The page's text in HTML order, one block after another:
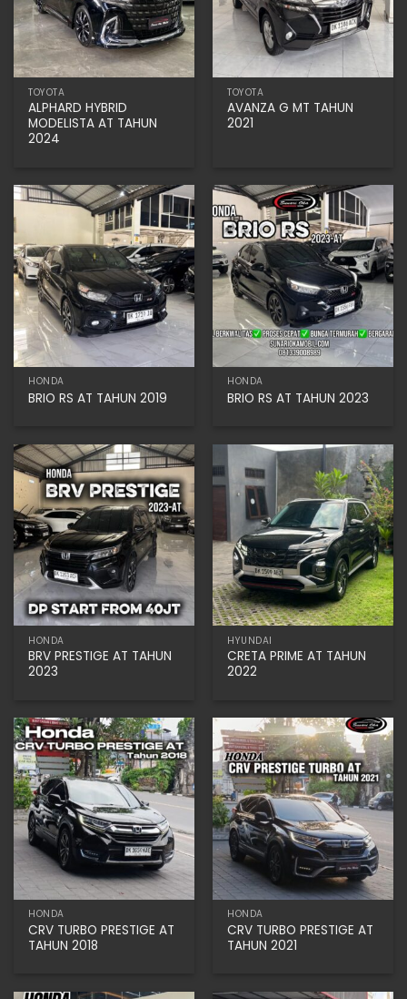
TOYOTA
ALPHARD HYBRID
MODELISTA AT TAHUN
2024
TOYOTA
AVANZA G MT TAHUN
2021
HONDA
BRIO RS AT TAHUN 2019
HONDA
BRIO RS AT TAHUN 2023
HONDA
BRV PRESTIGE AT TAHUN
2023
HYUNDAI
CRETA PRIME AT TAHUN
2022
HONDA
CRV TURBO PRESTIGE AT
TAHUN 2018
HONDA
CRV TURBO PRESTIGE AT
TAHUN 2021